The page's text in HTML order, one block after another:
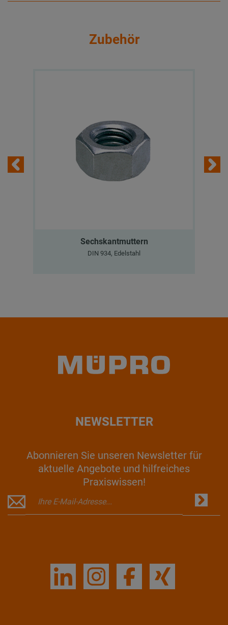
Zubehör
Sechskantmuttern
DIN 934, Edelstahl
NEWSLETTER
Abonnieren Sie unseren Newsletter für
aktuelle Angebote und hilfreiches
Praxiswissen!